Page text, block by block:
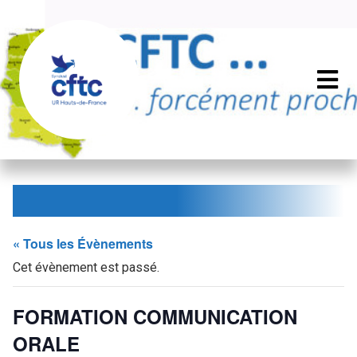
« Tous les Évènements
Cet évènement est passé.
FORMATION COMMUNICATION
ORALE